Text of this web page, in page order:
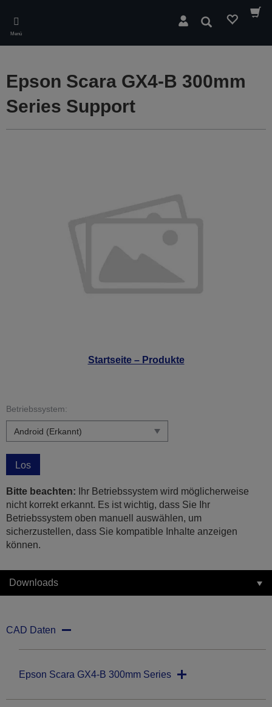
main
content
Menü
Suchen
Startseite – Produkte
Epson Scara GX4-B 300mm
Series Support
Betriebssystem:
Los
Bitte beachten: Ihr Betriebssystem wird möglicherweise
nicht korrekt erkannt. Es ist wichtig, dass Sie Ihr
Betriebssystem oben manuell auswählen, um
sicherzustellen, dass Sie kompatible Inhalte anzeigen
können.
Downloads
CAD Daten
Epson Scara GX4-B 300mm Series